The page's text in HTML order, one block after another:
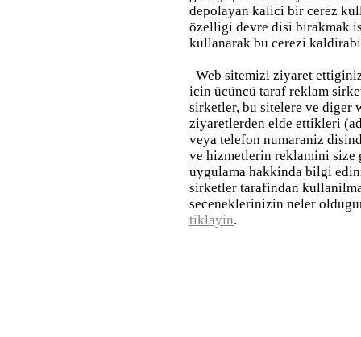
depolayan kalici bir cerez
özelligi devre disi birakmak
kullanarak bu cerezi
Web sitemizi ziyaret
icin ücüncü taraf reklam
sirketler, bu sitelere ve diger
ziyaretlerden elde ettikleri
veya telefon numaraniz
ve hizmetlerin reklamini
uygulama hakkinda bilgi
sirketler tarafindan
seceneklerinizin neler
tiklayin.